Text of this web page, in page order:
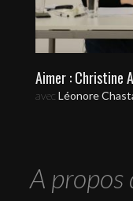
Aimer : Christine
avec Léonore
A propos